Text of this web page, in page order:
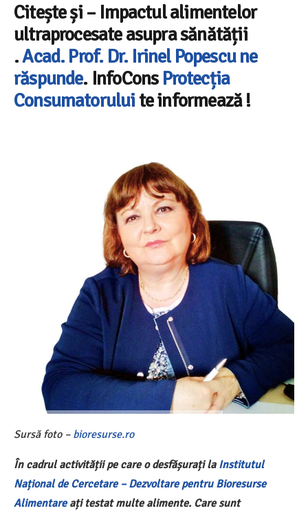
Citește și – Impactul alimentelor
ultraprocesate asupra sănătății
.Acad. Prof. Dr. Irinel Popescu ne
răspunde. InfoCons Protecția
Consumatorului te informează !
Sursă foto – bioresurse.ro
În cadrul activității pe care o desfășurați la Institutul
Național de Cercetare – Dezvoltare pentru Bioresurse
Alimentareați testat multe alimente. Care sunt